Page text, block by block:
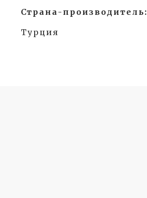
Страна-производитель:
Турция